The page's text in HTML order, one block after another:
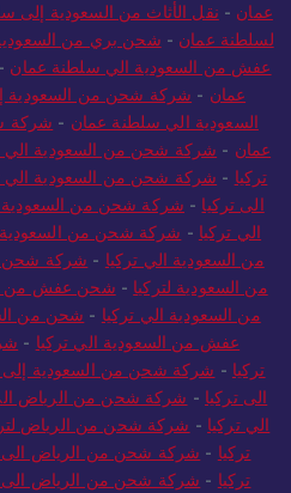
عمان - نقل الأثاث من السعودية إلى
لسلطنة عمان - شحن بري من
عفش من السعودية الي سلطنة عمان -
عمان - شركة شحن من السعودية
السعودية الي سلطنة عمان - شركة
عمان - شركة شحن من السعودية الي
تركيا - شركة شحن من السعودية الي
الى تركيا - شركة شحن من السعودية
الي تركيا - شركة شحن من السعودية
من السعودية الي تركيا - شركة شحن
من السعودية لتركيا - شحن عفش من
من السعودية الي تركيا - شحن من
عفش من السعودية الي تركيا -
تركيا - شركة شحن من السعودية إلى
الى تركيا - شركة شحن من الرياض
الي تركيا - شركة شحن من الرياض
تركيا - شركة شحن من الرياض الى
تركيا - شركة شحن من الرياض الى